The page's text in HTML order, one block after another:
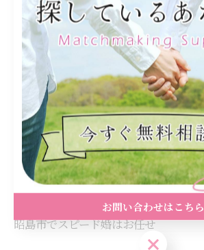
電話番号 : 080-6503-7986
八王子市周辺で婚活をサポート
立川市で婚活をお考えの方
昭島市で再婚したい方を応援
昭島市で交際のサポートを実施
昭島市でスピード婚はお任せ
お問い合わせはこちら
お問い合わせはこちら